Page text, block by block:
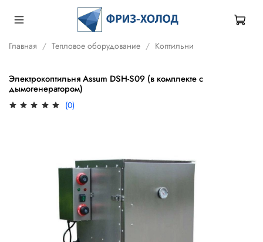
Главная Тепловое оборудование Коптильни
Электрокоптильня Assum DSH-S09 (в комплекте с
дымогенератором)
(0)